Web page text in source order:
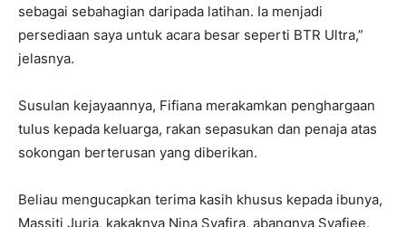
sebagai sebahagian daripada latihan. Ia menjadi
persediaan saya untuk acara besar seperti BTR Ultra,”
jelasnya.
Susulan kejayaannya, Fifiana merakamkan penghargaan
tulus kepada keluarga, rakan sepasukan dan penaja atas
sokongan berterusan yang diberikan.
Beliau mengucapkan terima kasih khusus kepada ibunya,
Massiti Juria, kakaknya Nina Syafira, abangnya Syafiee,